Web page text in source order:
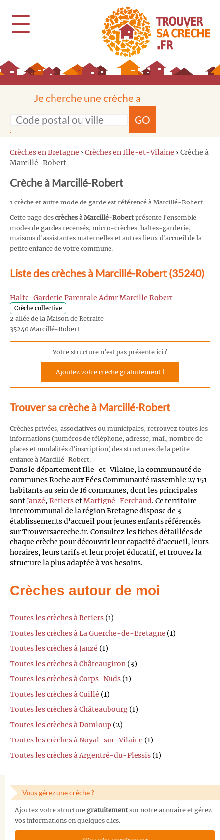
☰
Je cherche une crèche à
GO
Crèches en Bretagne › Crèches en Ille-et-Vilaine › Crèche à
Marcillé-Robert
Crèche à Marcillé-Robert
1 crèche et autre mode de garde est référencé à Marcillé-Robert
Cette page des crèches à Marcillé-Robertprésente l'ensemble
modes de gardes recensés, micro-crèches, haltes-garderie,
maisons d'assistantes maternelles et autres lieux d'accueil de la
petite enfance de votre commune.
Liste des crèches à Marcillé-Robert (35240)
Halte-Garderie Parentale Admr Marcille Robert
Crèche collective
2 allée de la Maison de Retraite
35240 Marcillé-Robert
Votre structure n'est pas présente ici ?
Ajoutez votre crèche gratuitement !
Trouver sa crèche à Marcillé-Robert
Crèches privées, associatives ou municipales, retrouvez toutes les
informations (numéros de téléphone, adresse, mail, nombre de
places et modalités d'inscription) des structures de la petite
enfance à Marcillé-Robert.
Dans le département Ille-et-Vilaine, la communauté de
communes Roche aux Fées Communauté rassemble 27 151
habitants au sein de 16 communes, dont les principales
sontJanzé, RetiersetMartigné-Ferchaud. Ce territoire
intercommunal de la région Bretagne dispose de 3
établissements d'accueil pour jeunes enfants référencés
sur Trouversacreche.fr. Consultez les fiches détaillées de
chaque crèche pour découvrir leur capacité d'accueil, leurs
horaires, leurs tarifs et leur projet éducatif, et trouvez la
structure la plus adaptée à vos besoins.
Crèches autour de moi
Toutes les crèches à Retiers (1)
Toutes les crèches à La Guerche-de-Bretagne (1)
Toutes les crèches à Janzé (1)
Toutes les crèches à Châteaugiron (3)
Toutes les crèches à Corps-Nuds (1)
Toutes les crèches à Cuillé (1)
Toutes les crèches à Châteaubourg (1)
Toutes les crèches à Domloup (2)
Toutes les crèches à Noyal-sur-Vilaine (1)
Toutes les crèches à Argentré-du-Plessis (1)
Vous gérez une crèche ?
Ajoutez votre structure gratuitementsur notre annuaire et gérez
vos informations en quelques clics.